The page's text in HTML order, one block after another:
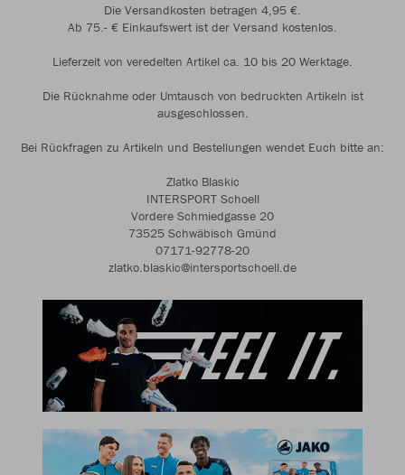
Die Versandkosten betragen 4,95 €.
Ab 75.- € Einkaufswert ist der Versand kostenlos.
Lieferzeit von veredelten Artikel ca. 10 bis 20 Werktage.
Die Rücknahme oder Umtausch von bedruckten Artikeln ist
ausgeschlossen.
Bei Rückfragen zu Artikeln und Bestellungen wendet Euch bitte an:
Zlatko Blaskic
INTERSPORT Schoell
Vordere Schmiedgasse 20
73525 Schwäbisch Gmünd
07171-92778-20
zlatko.blaskic@intersportschoell.de